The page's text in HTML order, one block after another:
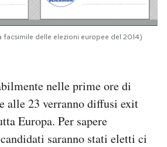
delle elezioni europee del 2014)
nelle prime ore di
alle 23 verranno diffusi exit
Europa. Per sapere
saranno stati eletti ci